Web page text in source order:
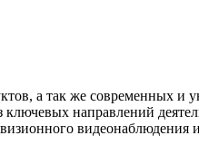
а так же современных и
направлений